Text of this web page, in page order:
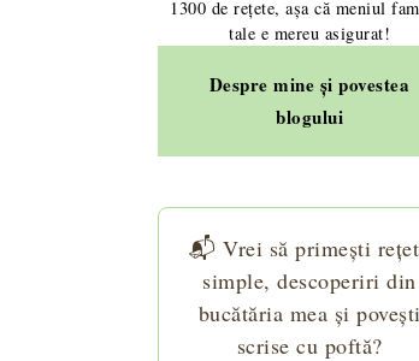
1300 de rețete, așa că meniul
tale e mereu asigurat!
Despre mine și povestea
blogului
📬 Vrei să primești
simple, descoperiri din
bucătăria mea și povești
scrise cu poftă?